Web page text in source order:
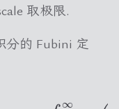
取极限.
分的 Fubini 定
∞